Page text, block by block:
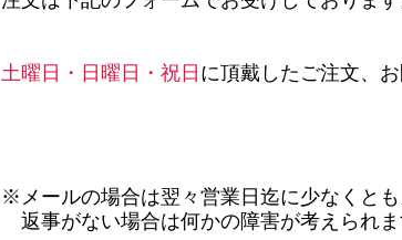
土曜日・日曜日・祝日 に頂戴したご注文、
※メールの場合は翌々営業日迄に少なくとも
返事がない場合は何かの障害が考えられ